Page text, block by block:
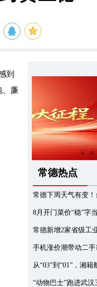
到
、廉
常德热点
8月开门菜价“稳”字
常德新增2家省级工
手机涨价潮带动二手